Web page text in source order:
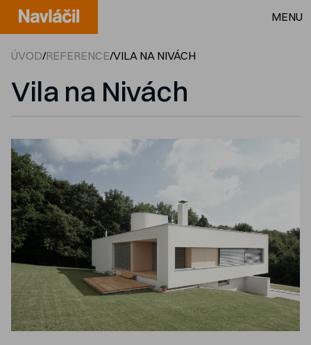
MENU
ÚVOD/REFERENCE/VILA NA NIVÁCH
Vila na Nivách